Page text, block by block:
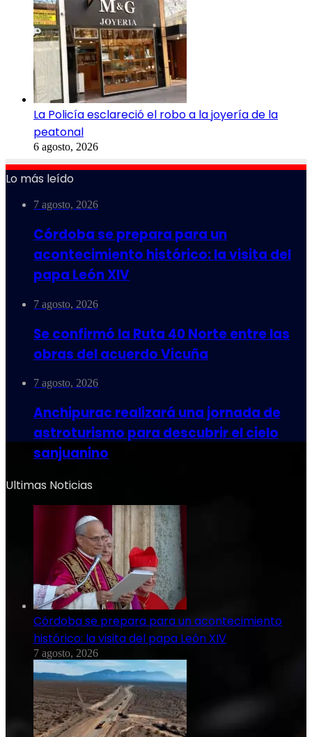
La Policía esclareció el robo a la joyería de la
peatonal
6 agosto, 2026
Lo más leído
7 agosto, 2026
Córdoba se prepara para un
acontecimiento histórico: la visita del
papa León XIV
7 agosto, 2026
Se confirmó la Ruta 40 Norte entre las
obras del acuerdo Vicuña
7 agosto, 2026
Anchipurac realizará una jornada de
astroturismo para descubrir el cielo
sanjuanino
Ultimas Noticias
Córdoba se prepara para un acontecimiento
histórico: la visita del papa León XIV
7 agosto, 2026